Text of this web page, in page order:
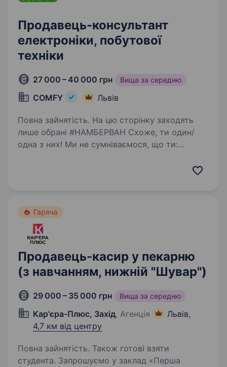
Продавець-консультант
електроніки, побутової
техніки
27 000 – 40 000 грн Вища за середню
COMFY Львів
Повна зайнятість. На цю сторінку заходять
лише обрані #НАМБЕРВАН Схоже, ти один/
одна з них! Ми не сумніваємося, що ти:
Гаряча
Продавець-касир у пекарню
(з навчанням, нижній "Шувар")
29 000 – 35 000 грн Вища за середню
Кар'єра-Плюс, Захід, Агенція
Львів,
4,7 км від центру
Повна зайнятість. Також готові взяти
студента. Запрошуємо у заклад «Перша